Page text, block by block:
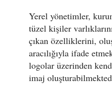
Yerel yönetimler,
tüzel kişiler
çıkan özelliklerini,
aracılığıyla ifade
logolar üzerinden
imaj